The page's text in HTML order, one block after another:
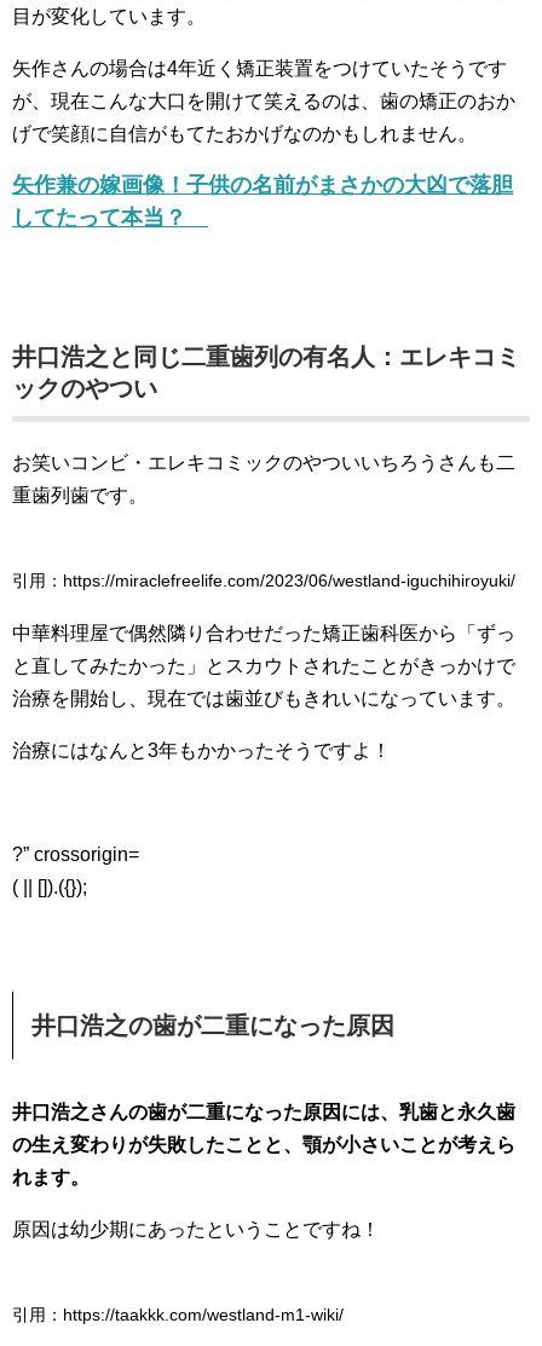
目が変化しています。
矢作さんの場合は4年近く矯正装置をつけていたそうです
が、現在こんな大口を開けて笑えるのは、歯の矯正のおか
げで笑顔に自信がもてたおかげなのかもしれません。
矢作兼の嫁画像！子供の名前がまさかの大凶で落胆
してたって本当？
井口浩之と同じ二重歯列の有名人：エレキコミ
ックのやつい
お笑いコンビ・エレキコミックのやついいちろうさんも二
重歯列歯です。
引用：https://miraclefreelife.com/2023/06/westland-iguchihiroyuki/
中華料理屋で偶然隣り合わせだった矯正歯科医から「ずっ
と直してみたかった」とスカウトされたことがきっかけで
治療を開始し、現在では歯並びもきれいになっています。
治療にはなんと3年もかかったそうですよ！
?” crossorigin=
( || []).({});
井口浩之の歯が二重になった原因
井口浩之さんの歯が二重になった原因には、乳歯と永久歯
の生え変わりが失敗したことと、顎が小さいことが考えら
れます。
原因は幼少期にあったということですね！
引用：https://taakkk.com/westland-m1-wiki/